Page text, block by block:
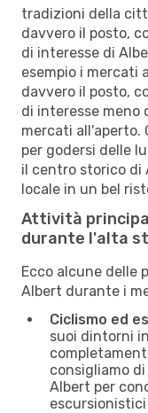
tradizioni della
davvero il posto,
di interesse di
esempio i mercati
davvero il posto,
di interesse meno
mercati all'aperto.
per godersi delle
il centro storico di
locale in un bel
Attività
durante l'alta
Ecco alcune delle
Albert durante i
Ciclismo ed
suoi dintorni
consigliamo
Albert per